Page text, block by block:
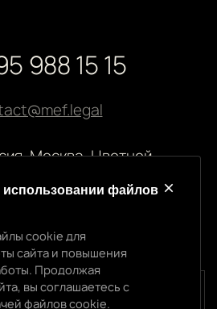
988 15 15
Москва, Цветной
компании
“МЭФ ЛИГАЛ”
7704874992
5147746145718
cookie
файлов
cookie для
сайта и повышения
Продолжая
вы соглашаетесь с
файлов cookie.